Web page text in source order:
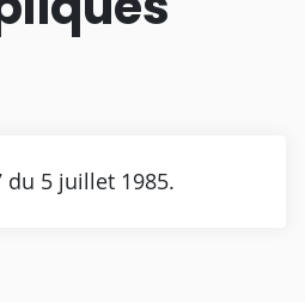
du 5 juillet 1985.